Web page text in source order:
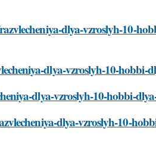
dlya-vzroslyh-10-
dlya-vzroslyh-10-hobbi-
dlya-vzroslyh-10-hobbi-
dlya-vzroslyh-10-